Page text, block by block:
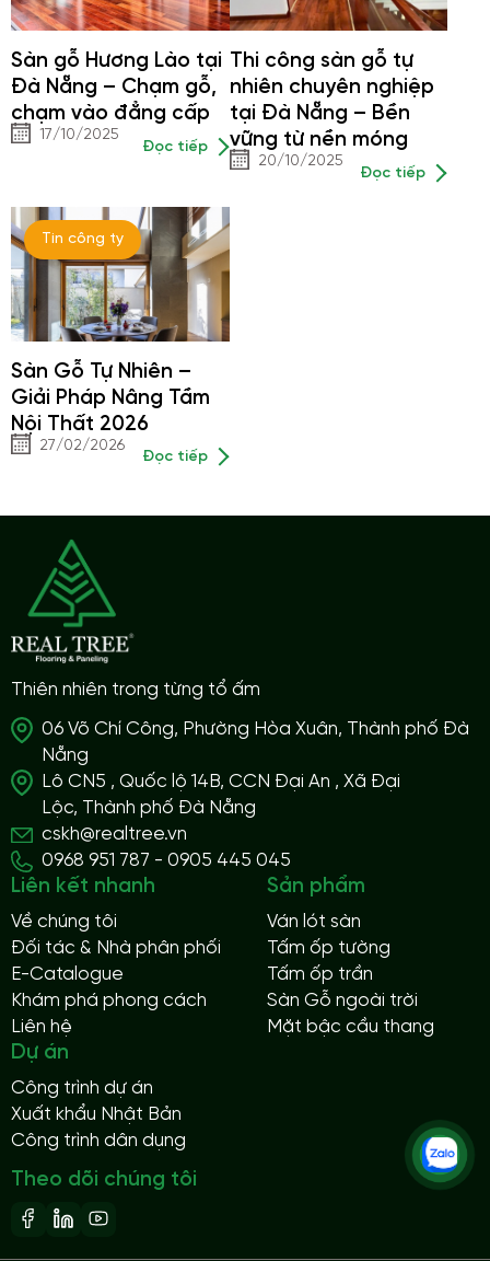
Sàn gỗ Hương Lào tại
Đà Nẵng – Chạm gỗ,
chạm vào đẳng cấp
17/10/2025
Đọc tiếp
Thi công sàn gỗ tự
nhiên chuyên nghiệp
tại Đà Nẵng – Bền
vững từ nền móng
20/10/2025
Đọc tiếp
Tin công ty
Sàn Gỗ Tự Nhiên –
Giải Pháp Nâng Tầm
Nội Thất 2026
27/02/2026
Đọc tiếp
Thiên nhiên trong từng tổ ấm
06 Võ Chí Công, Phường Hòa Xuân, Thành phố Đà
Nẵng
Lô CN5 , Quốc lộ 14B, CCN Đại An , Xã Đại
Lộc, Thành phố Đà Nẵng
cskh@realtree.vn
0968 951 787 - 0905 445 045
Liên kết nhanh
Về chúng tôi
Đối tác & Nhà phân phối
E-Catalogue
Khám phá phong cách
Liên hệ
Sản phẩm
Ván lót sàn
Tấm ốp tường
Tấm ốp trần
Sàn Gỗ ngoài trời
Mặt bậc cầu thang
Dự án
Công trình dự án
Xuất khẩu Nhật Bản
Công trình dân dụng
Theo dõi chúng tôi